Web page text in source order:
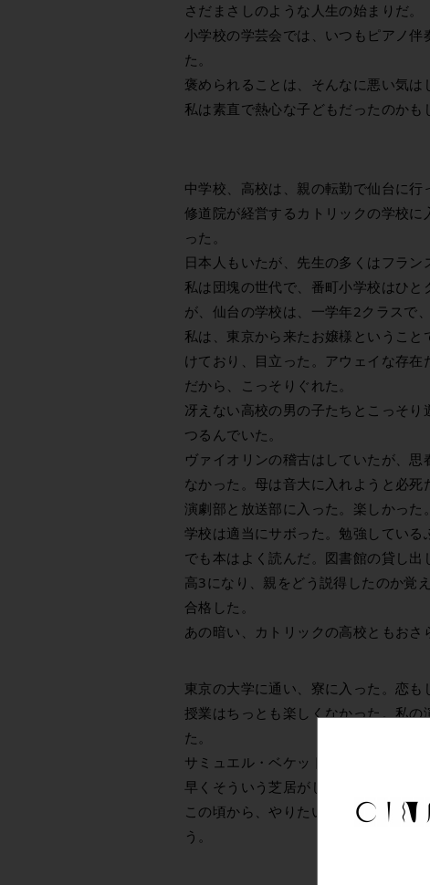
さだまさしのような人生の始まりだ。
小学校の学芸会では、いつもピアノ
た。
褒められることは、そんなに悪い気は
私は素直で熱心な子どもだったのかも
中学校、高校は、親の転勤で仙台に行
修道院が経営するカトリックの学校
った。
日本人もいたが、先生の多くはフラン
私は団塊の世代で、番町小学校はひ
が、仙台の学校は、一学年2クラスで
私は、東京から来たお嬢様というこ
けており、目立った。アウェイな存在
だから、こっそりぐれた。
冴えない高校の男の子たちとこっそ
つるんでいた。
ヴァイオリンの稽古はしていたが、
なかった。母は音大に入れようと必死
演劇部と放送部に入った。楽しかった。
学校は適当にサボった。勉強している
でも本はよく読んだ。図書館の貸し出
高3になり、親をどう説得したのか覚
合格した。
あの暗い、カトリックの高校ともおさ
東京の大学に通い、寮に入った。恋も
授業はちっとも楽しくなかった。私
た。
サミュエル・ベケットやフェルナン
早くそういう芝居がしたかった。だか
この頃から、やりたいことにはまっ
う。